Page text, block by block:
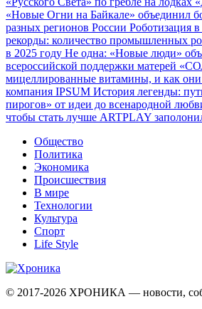
«Новые Огни на Байкале» объединил
разных регионов России Роботизация
рекорды: количество промышленных
в 2025 году Не одна: «Новые люди»
всероссийской поддержки матерей
мицеллированные витамины, и как они
компания IPSUM История легенды:
пирогов» от идеи до всенародной
чтобы стать лучше ARTPLAY
Общество
Политика
Экономика
Происшествия
В мире
Технологии
Культура
Спорт
Life Style
© 2017-2026 ХРОНИКА — новости,